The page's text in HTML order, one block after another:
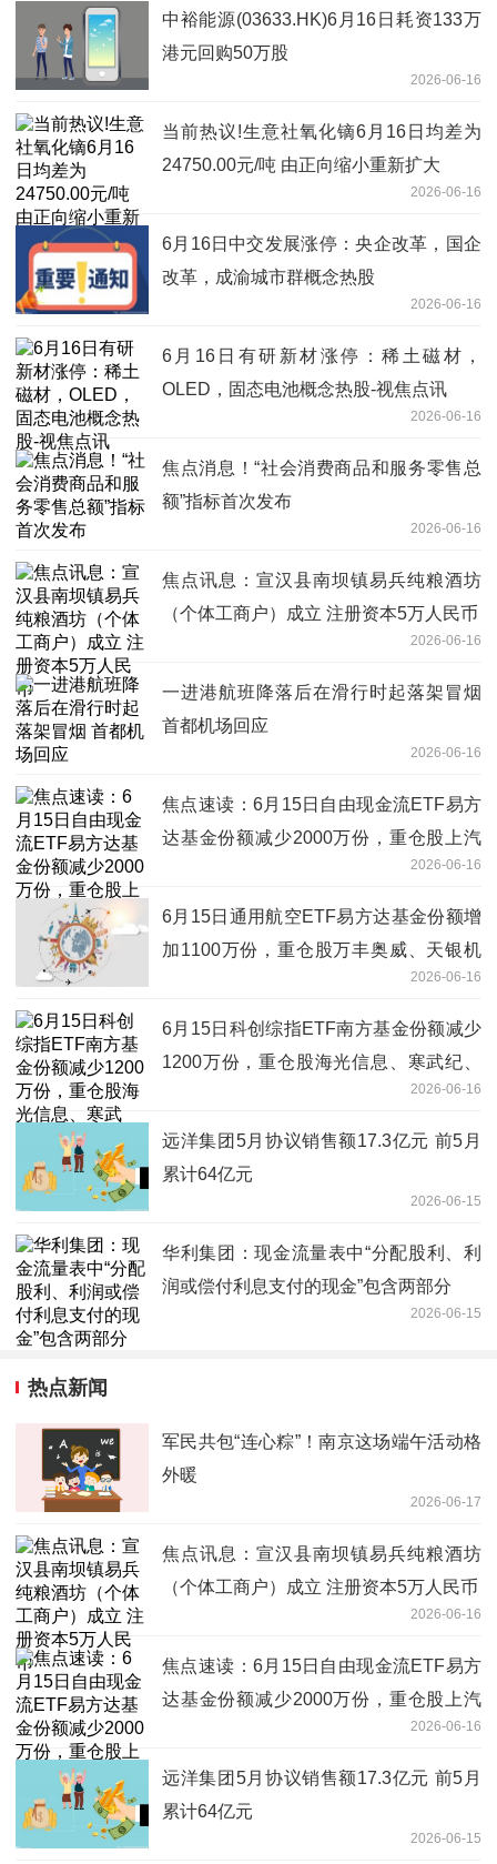
中裕能源(03633.HK)6月16日耗资133万
港元回购50万股
2026-06-16
当前热议!生意社氧化镝6月16日均差为
24750.00元/吨 由正向缩小重新扩大
2026-06-16
6月16日中交发展涨停：央企改革，国企
改革，成渝城市群概念热股
2026-06-16
6月16日有研新材涨停：稀土磁材，
OLED，固态电池概念热股-视焦点讯
2026-06-16
焦点消息！“社会消费商品和服务零售总
额”指标首次发布
2026-06-16
焦点讯息：宣汉县南坝镇易兵纯粮酒坊
（个体工商户）成立 注册资本5万人民币
2026-06-16
一进港航班降落后在滑行时起落架冒烟
首都机场回应
2026-06-16
焦点速读：6月15日自由现金流ETF易方
达基金份额减少2000万份，重仓股上汽
2026-06-16
6月15日通用航空ETF易方达基金份额增
加1100万份，重仓股万丰奥威、天银机
2026-06-16
6月15日科创综指ETF南方基金份额减少
1200万份，重仓股海光信息、寒武纪、
2026-06-16
远洋集团5月协议销售额17.3亿元 前5月
累计64亿元
2026-06-15
华利集团：现金流量表中“分配股利、利
润或偿付利息支付的现金”包含两部分
2026-06-15
热点新闻
军民共包“连心粽”！南京这场端午活动格
外暖
2026-06-17
焦点讯息：宣汉县南坝镇易兵纯粮酒坊
（个体工商户）成立 注册资本5万人民币
2026-06-16
焦点速读：6月15日自由现金流ETF易方
达基金份额减少2000万份，重仓股上汽
2026-06-16
远洋集团5月协议销售额17.3亿元 前5月
累计64亿元
2026-06-15